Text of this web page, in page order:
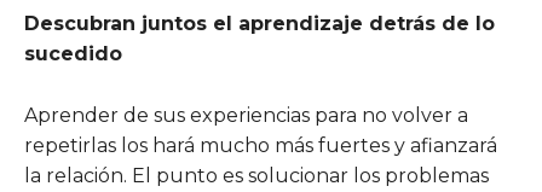
Descubran juntos el aprendizaje detrás de lo
sucedido
Aprender de sus experiencias para no volver a
repetirlas los hará mucho más fuertes y afianzará
la relación. El punto es solucionar los problemas